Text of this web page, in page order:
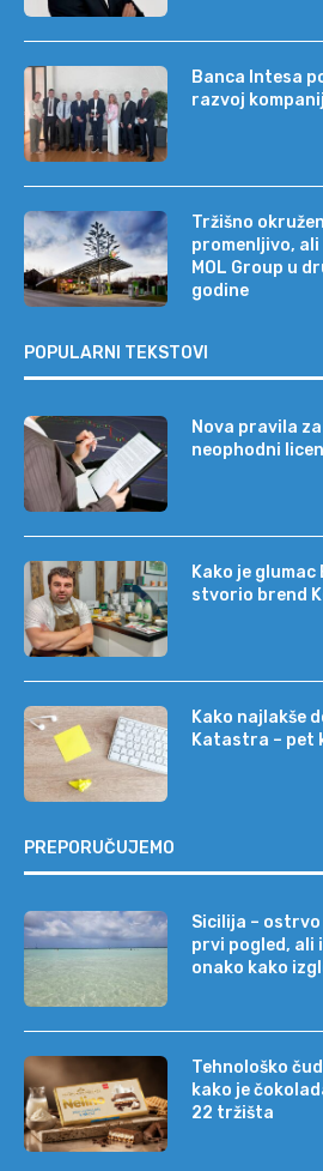
Banca Intesa
razvoj
Tržišno
promenljivo,
MOL Group u
godine
POPULARNI TEKSTOVI
Nova pravila
neophodni
Kako je
stvorio brend
Kako najlakše
Katastra – pet
PREPORUČUJEMO
Sicilija –
prvi pogled, ali
onako kako
Tehnološko
kako je
22 tržišta